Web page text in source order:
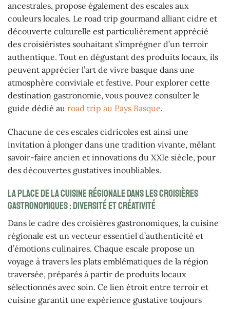
ancestrales, propose également des escales aux
couleurs locales. Le road trip gourmand alliant cidre et
découverte culturelle est particulièrement apprécié
des croisiéristes souhaitant s’imprégner d’un terroir
authentique. Tout en dégustant des produits locaux, ils
peuvent apprécier l’art de vivre basque dans une
atmosphère conviviale et festive. Pour explorer cette
destination gastronomie, vous pouvez consulter le
guide dédié au road trip au Pays Basque.
Chacune de ces escales cidricoles est ainsi une
invitation à plonger dans une tradition vivante, mêlant
savoir-faire ancien et innovations du XXIe siècle, pour
des découvertes gustatives inoubliables.
La place de la cuisine régionale dans les croisières
gastronomiques : diversité et créativité
Dans le cadre des croisières gastronomiques, la cuisine
régionale est un vecteur essentiel d’authenticité et
d’émotions culinaires. Chaque escale propose un
voyage à travers les plats emblématiques de la région
traversée, préparés à partir de produits locaux
sélectionnés avec soin. Ce lien étroit entre terroir et
cuisine garantit une expérience gustative toujours